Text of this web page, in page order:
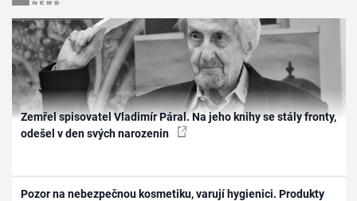
Zemřel spisovatel Vladimír Páral. Na jeho knihy se stály fronty,
odešel v den svých narozenin
Pozor na nebezpečnou kosmetiku, varují hygienici. Produkty